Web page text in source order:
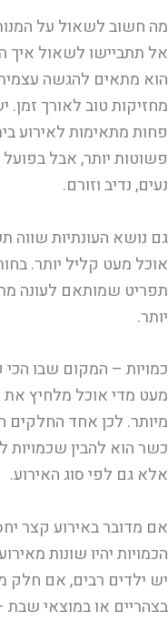
מה חשוב לשאול על
אל תתביישו לשאול איך
הוא מתאים להגשה
מחזיקות טוב לאורך
פחות מתאימות לאירוע
פשוטות יותר, אבל
נעים, נדיב וזורם.
גם נושא העונתיות
אוכל מעט קליל יותר.
תפריט שמותאם לעונה
יותר.
כמויות – המקום שבו
מעט מדי אוכל מלחיץ את
מיותר. לכן אחד החלקים
כשר הוא להבין
אלא גם לפי סוג האירוע.
אם מדובר באירוע קצר
הכמויות יהיו שונות
יש ילדים רבים, אם חלק
בצהריים או במוצאי